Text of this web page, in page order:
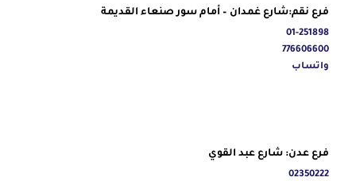
فرع نقم:شارع غمدان – أمام سور صنعاء القديمة
01-251898
776606600
واتساب
فرع عدن: شارع عبد القوي
02350222